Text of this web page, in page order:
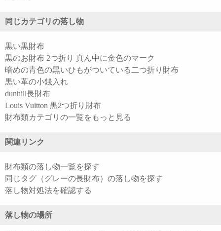
同じカテゴリの落し物
黒い黒財布
黒のお財布 2つ折り 真ん中に金色のマーク
暗めの青色の黒いひもがついている二つ折り財布
黒い革の小銭入れ
dunhill長財布
Louis Vuitton 黒2つ折り財布
財布類カテゴリの一覧をもっと見る
関連リンク
財布類の落し物一覧を探す
同じタグ（グレーの長財布）の落し物を探す
落し物対処法を確認する
落し物の場所